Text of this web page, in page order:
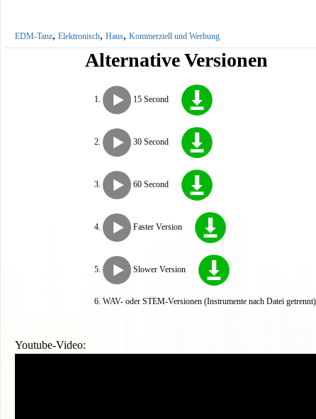
EDM-Tanz, Elektronisch, Haus, Kommerziell und Werbung
Alternative Versionen
15 Second
30 Second
60 Second
Faster Version
Slower Version
WAV- oder STEM-Versionen (Instrumente nach Datei
Youtube-Video: